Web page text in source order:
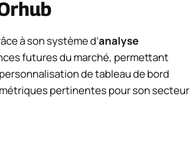
à son système d’analyse
futures du marché, permettant
de tableau de bord
pertinentes pour son secteur